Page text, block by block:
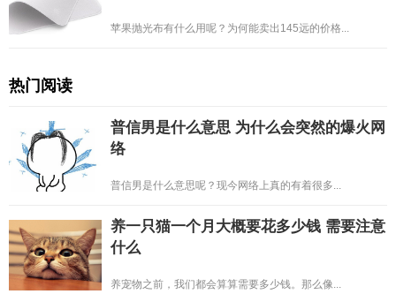
苹果抛光布有什么用呢？为何能卖出145远的价格...
热门阅读
普信男是什么意思 为什么会突然的爆火网
络
普信男是什么意思呢？现今网络上真的有着很多...
养一只猫一个月大概要花多少钱 需要注意
什么
养宠物之前，我们都会算算需要多少钱。那么像...